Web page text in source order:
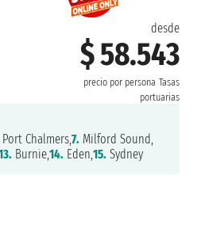
desde
$ 58.543
precio por persona Tasas
portuarias
Port Chalmers,7. Milford Sound,
Burnie,14. Eden,15. Sydney